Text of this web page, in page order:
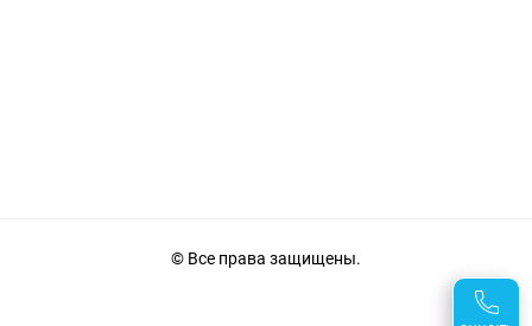
© Все права защищены.